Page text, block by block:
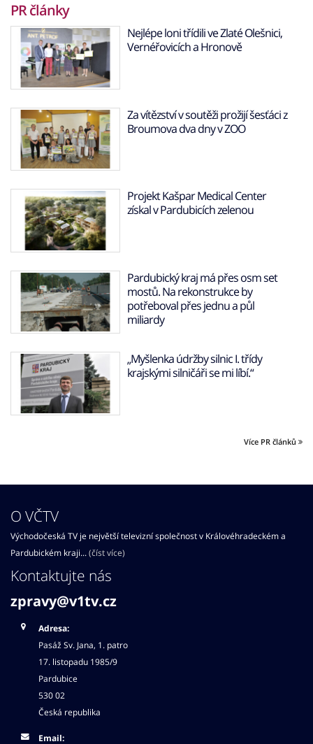
PR články
Nejlépe loni třídili ve Zlaté Olešnici,
Vernéřovicích a Hronově
Za vítězství v soutěži prožijí šesťáci z
Broumova dva dny v ZOO
Projekt Kašpar Medical Center
získal v Pardubicích zelenou
Pardubický kraj má přes osm set
mostů. Na rekonstrukce by
potřeboval přes jednu a půl
miliardy
„Myšlenka údržby silnic I. třídy
krajskými silničáři se mi líbí.“
Více PR článků
O VČTV
Východočeská TV je největší televizní společnost v Královéhradeckém a
Pardubickém kraji... (číst více)
Kontaktujte nás
zpravy@v1tv.cz
Adresa:
Pasáž Sv. Jana, 1. patro
17. listopadu 1985/9
Pardubice
530 02
Česká republika
Email: